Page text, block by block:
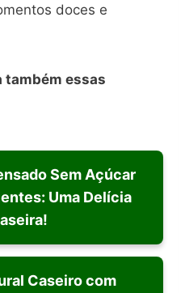
doces e
também essas
Sem Açúcar
Uma Delícia
Caseiro com